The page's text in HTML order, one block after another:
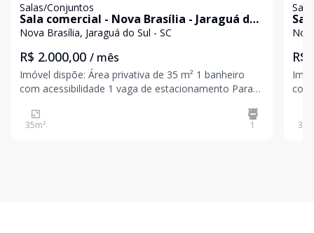
Salas/Conjuntos
Sala comercial - Nova Brasília - Jaraguá do
Sul / SC
Nova Brasília, Jaraguá do Sul - SC
R$ 2.000,00 / mês
Imóvel dispõe: Área privativa de 35 m² 1 banheiro
com acessibilidade 1 vaga de estacionamento Para
visita! Valor e disponibilidade sujeito a alteração sem
aviso prévio.
35m² 1
Sul
R$
Imóvel
com
35